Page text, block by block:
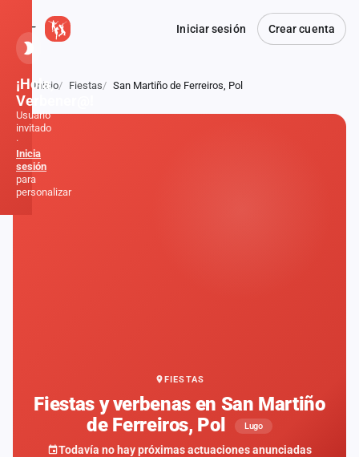
Iniciar sesión Crear cuenta
Atrás
Inicio Fiestas San Martiño de Ferreiros, Pol
FIESTAS
Fiestas y verbenas en San Martiño
de Ferreiros, Pol
Lugo
Todavía no hay próximas actuaciones anunciadas
¡Hola,
Verbener@!
Usuario
invitado
·
Inicia
sesión
para
personalizar
fiestas
Componentes